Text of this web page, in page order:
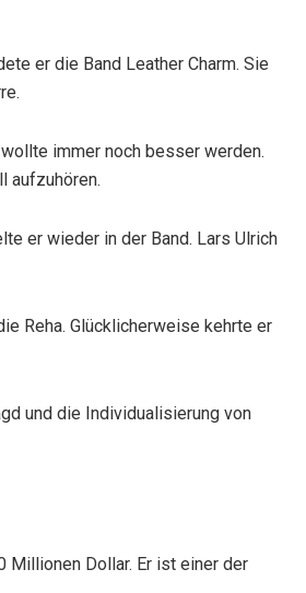
er die Band Leather Charm. Sie
immer noch besser werden.
aufzuhören.
er wieder in der Band. Lars Ulrich
Reha. Glücklicherweise kehrte er
und die Individualisierung von
Millionen Dollar. Er ist einer der